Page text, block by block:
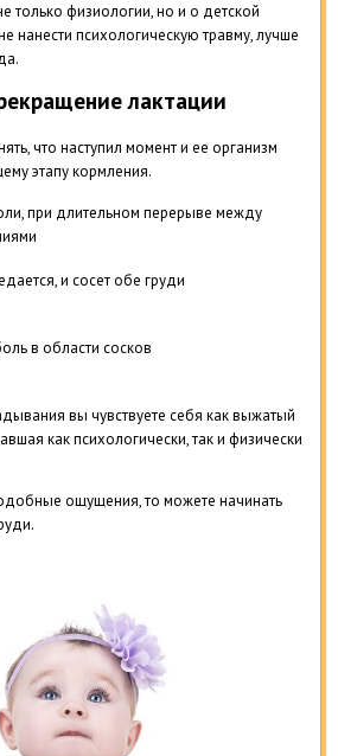
только физиологии, но и о детской
нанести психологическую травму, лучше
лактации
что наступил момент и ее организм
этапу кормления.
при длительном перерыве между
и сосет обе груди
в области сосков
вы чувствуете себя как выжатый
как психологически, так и физически
ощущения, то можете начинать